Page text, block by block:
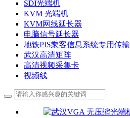
SDI光端机
KVM 光端机
KVM网线延长器
电脑信号延长器
地铁PIS乘客信息系统专用传输
武汉高清矩阵
高清视频采集卡
视频线